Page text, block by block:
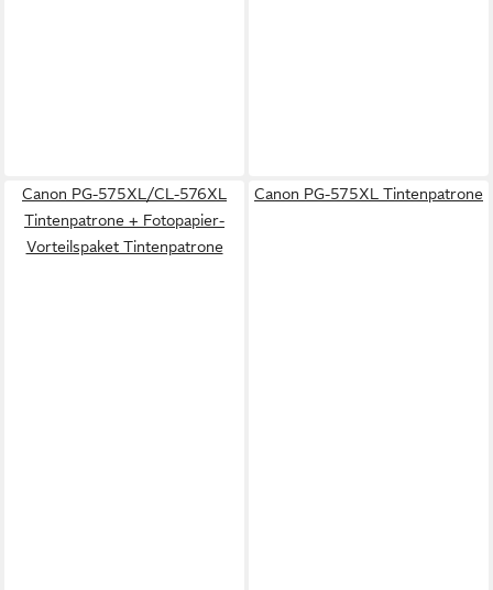
Canon PG-575XL/CL-576XL
Tintenpatrone + Fotopapier-
Vorteilspaket Tintenpatrone
Canon PG-575XL Tintenpatrone